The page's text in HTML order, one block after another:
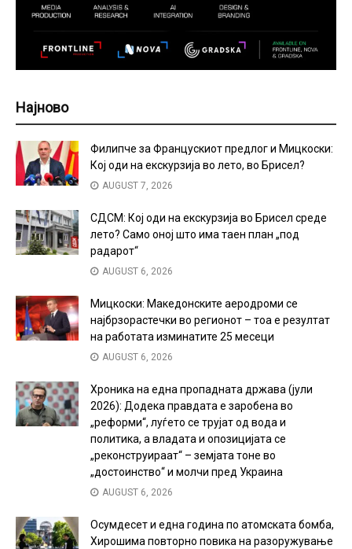
Најново
Филипче за Францускиот предлог и Мицкоски:
Кој оди на екскурзија во лето, во Брисел?
AUGUST 7, 2026
СДСМ: Кој оди на екскурзија во Брисел среде
лето? Само оној што има таен план „под
радарот“
AUGUST 6, 2026
Мицкоски: Македонските аеродроми се
најбрзорастечки во регионот – тоа е резултат
на работата изминатите 25 месеци
AUGUST 6, 2026
Хроника на една пропадната држава (јули
2026): Додека правдата е заробена во
„реформи“, луѓето се трујат од вода и
политика, а владата и опозицијата се
„реконструираат“ – земјата тоне во
„достоинство“ и молчи пред Украина
AUGUST 6, 2026
Осумдесет и една година по атомската бомба,
Хирошима повторно повика на разоружување